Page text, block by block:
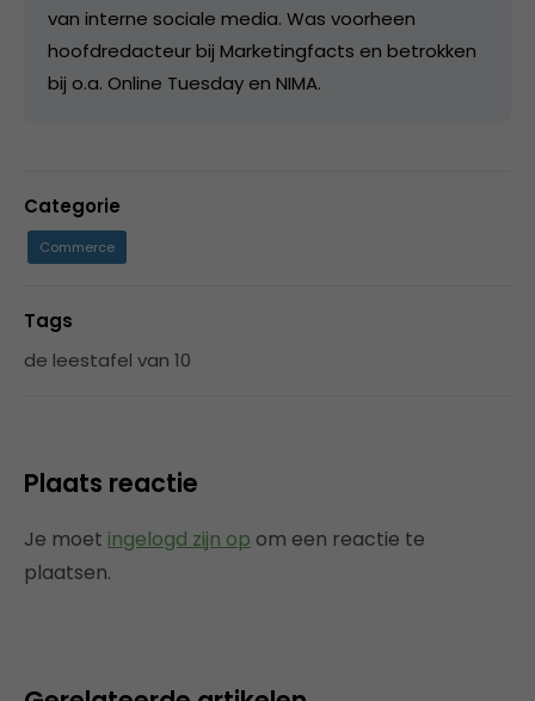
van interne sociale media. Was voorheen
hoofdredacteur bij Marketingfacts en betrokken
bij o.a. Online Tuesday en NIMA.
Categorie
Commerce
Tags
de leestafel van 10
Plaats reactie
Je moet ingelogd zijn op om een reactie te
plaatsen.